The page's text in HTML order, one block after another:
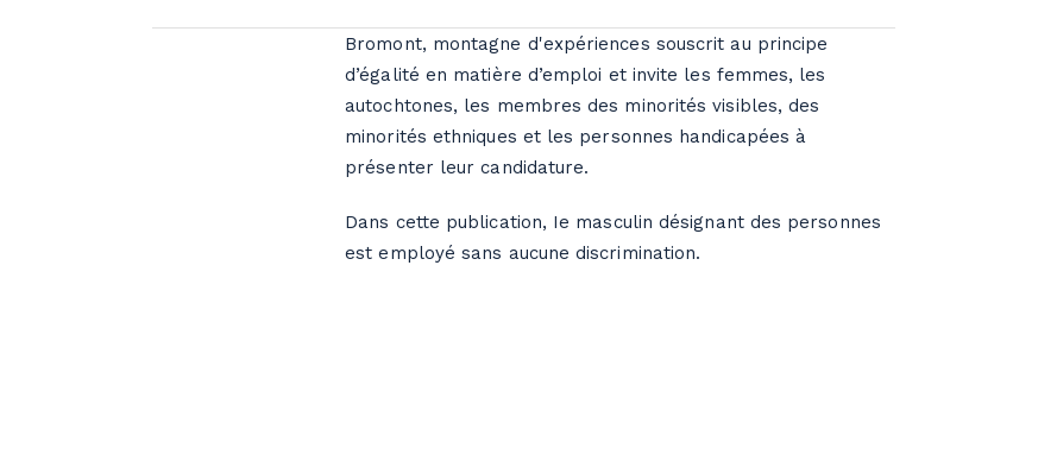
Bromont, montagne d'expériences souscrit au principe
d’égalité en matière d’emploi et invite les femmes, les
autochtones, les membres des minorités visibles, des
minorités ethniques et les personnes handicapées à
présenter leur candidature.
Dans cette publication, Ie masculin désignant des personnes
est employé sans aucune discrimination.